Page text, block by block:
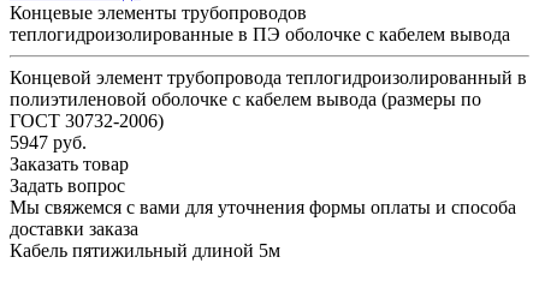
Концевые элементы трубопроводов
теплогидроизолированные в ПЭ оболочке с кабелем вывода
Концевой элемент трубопровода теплогидроизолированный в
полиэтиленовой оболочке с кабелем вывода (размеры по
ГОСТ 30732-2006)
5947 руб.
Заказать товар
Задать вопрос
Мы свяжемся с вами для уточнения формы оплаты и способа
доставки заказа
Кабель пятижильный длиной 5м